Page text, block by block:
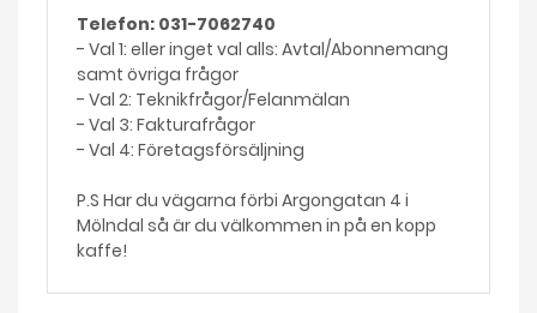
Telefon: 031-7062740
- Val 1: eller inget val alls: Avtal/Abonnemang
samt övriga frågor
- Val 2: Teknikfrågor/Felanmälan
- Val 3: Fakturafrågor
- Val 4: Företagsförsäljning
P.S Har du vägarna förbi Argongatan 4 i
Mölndal så är du välkommen in på en kopp
kaffe!